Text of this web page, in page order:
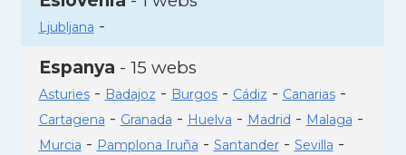
Ljubljana -
Espanya - 15 webs
Asturies- Badajoz - Burgos- Cádiz - Canarias-
Cartagena - Granada - Huelva - Madrid - Malaga -
Murcia - Pamplona Iruña - Santander- Sevilla -